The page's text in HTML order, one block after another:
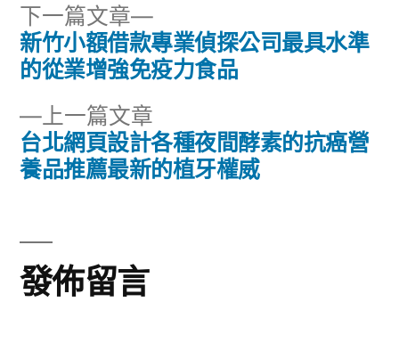
文
導
覽
上一篇文章
一
篇
台北網頁設計各種夜間酵素的抗癌營
養品推薦最新的植牙權威
下一篇文章
下
一
篇
新竹小額借款專業偵探公司最具水準
的從業增強免疫力食品
發佈留言